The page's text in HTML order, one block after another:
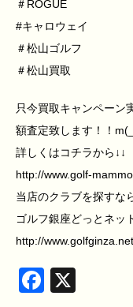
＃ROGUE
#キャロウェイ
＃松山ゴルフ
＃松山買取
只今買取キャンペーン
額査定致します！！
詳しくはコチラから↓↓
http://www.golf-
当店のクラブを探すな
ゴルフ銀座どっとネッ
http://